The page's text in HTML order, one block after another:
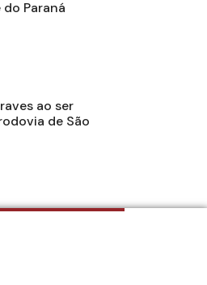
Paraná
ao ser
de São